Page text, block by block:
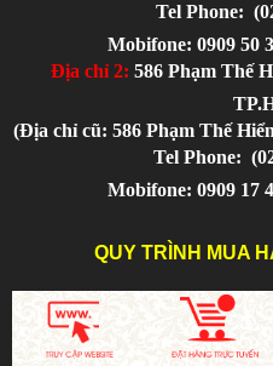
Tel Phone:
Mobifone: 0909 50
Địa chỉ 2: 586 Phạm Thế
(Địa chỉ cũ: 586 Phạm Thế
Tel Phone:
Mobifone: 0909 17
QUY TRÌNH MUA